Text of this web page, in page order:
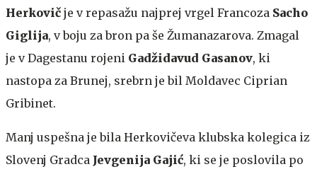
Herkovič je v repasažu najprej vrgel Francoza Sacho
Giglija, v boju za bron pa še Žumanazarova. Zmagal
je v Dagestanu rojeni Gadžidavud Gasanov, ki
nastopa za Brunej, srebrn je bil Moldavec Ciprian
Gribinet.
Manj uspešna je bila Herkovičeva klubska kolegica iz
Slovenj Gradca Jevgenija Gajić, ki se je poslovila po